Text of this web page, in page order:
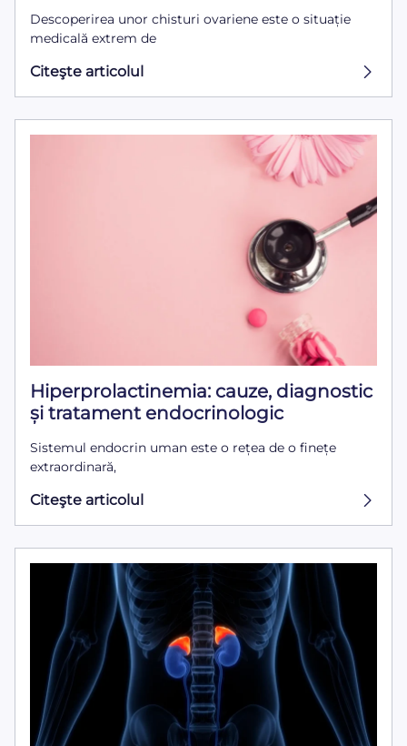
Descoperirea unor chisturi ovariene este o situație
medicală extrem de
Citeşte articolul
Hiperprolactinemia: cauze, diagnostic
și tratament endocrinologic
Sistemul endocrin uman este o rețea de o finețe
extraordinară,
Citeşte articolul